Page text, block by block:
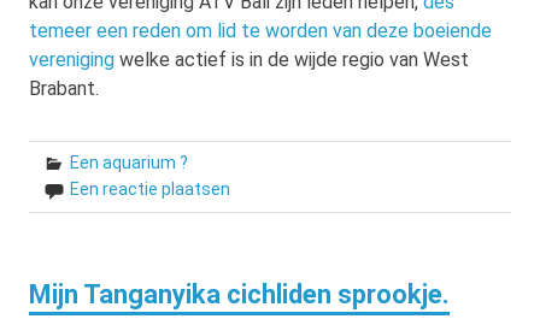
temeer een reden om lid te worden van deze boeiende
vereniging welke actief is in de wijde regio van West
Brabant.
Een aquarium ?
Een reactie plaatsen
Mijn Tanganyika cichliden sprookje.